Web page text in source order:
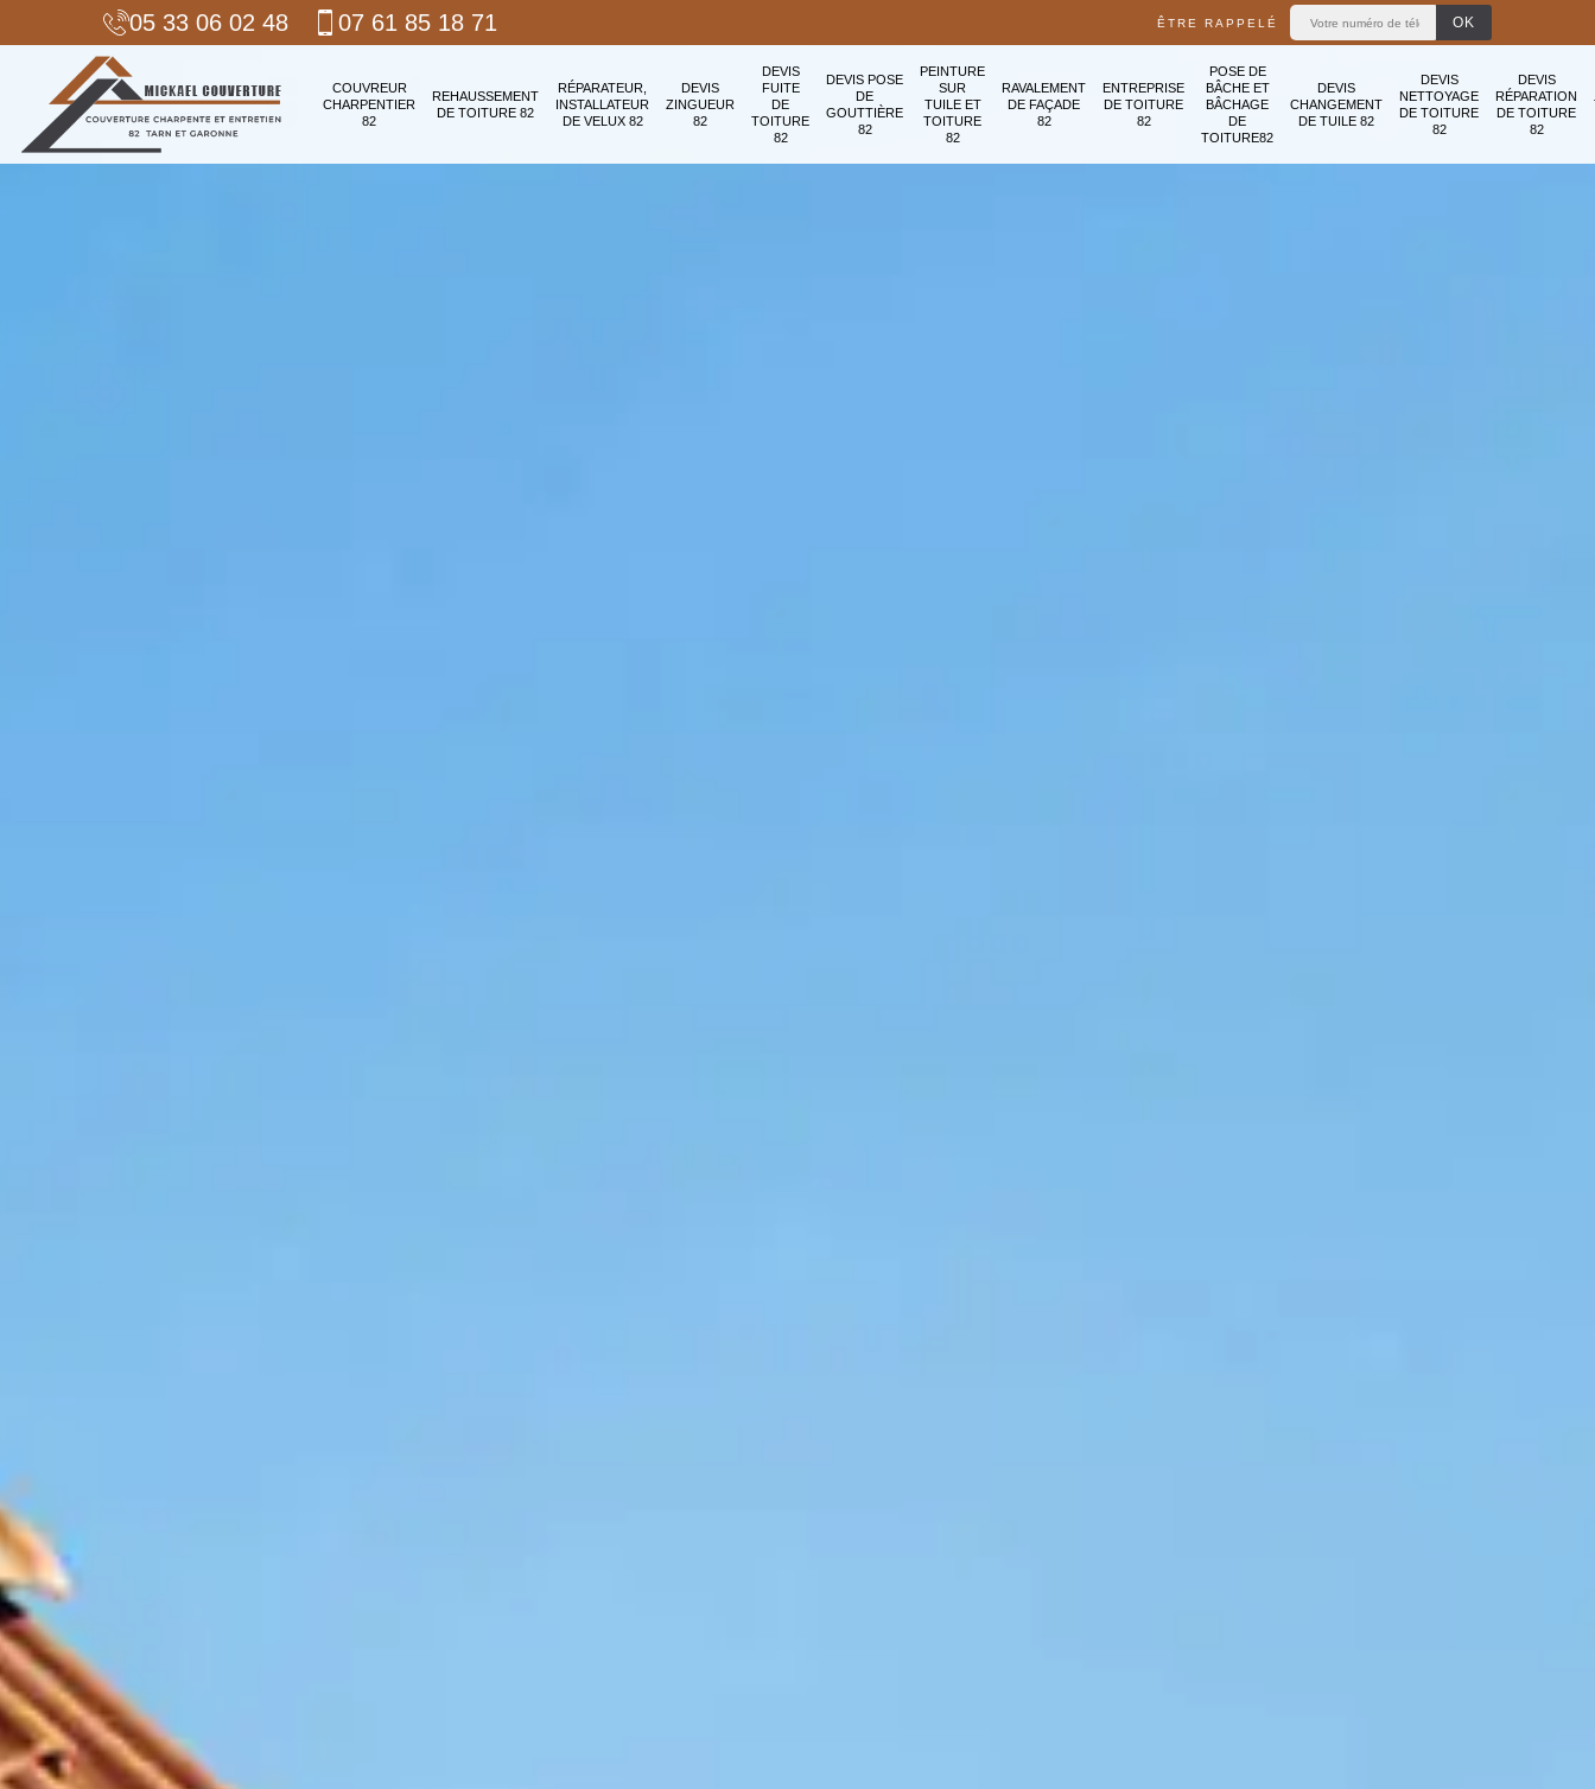
05 33 06 02 48 07 61 85 18 71 ÊTRE RAPPELÉ
COUVREUR
CHARPENTIER
82
REHAUSSEMENT
DE TOITURE 82
RÉPARATEUR,
INSTALLATEUR
DE VELUX 82
DEVIS
ZINGUEUR
82
DEVIS
FUITE
DE
TOITURE
82
DEVIS POSE
DE
GOUTTIÈRE
82
PEINTURE
SUR
TUILE ET
TOITURE
82
RAVALEMENT
DE FAÇADE
82
ENTREPRISE
DE TOITURE
82
POSE DE
BÂCHE ET
BÂCHAGE
DE
TOITURE82
DEVIS
CHANGEMENT
DE TUILE 82
DEVIS
NETTOYAGE
DE TOITURE
82
DEVIS
RÉPARATION
DE TOITURE
82